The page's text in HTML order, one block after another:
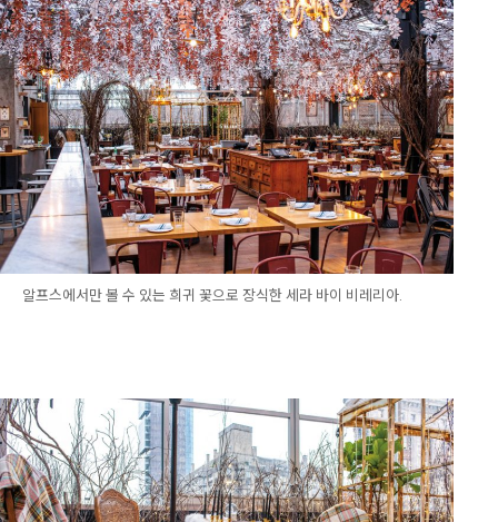
알프스에서만 볼 수 있는 희귀 꽃으로 장식한 세라 바이 비레리아.